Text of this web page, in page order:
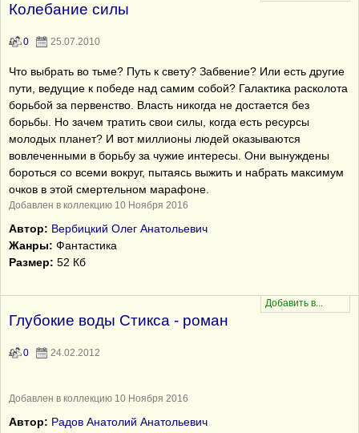
Колебание силы
0 25.07.2010
Что выбрать во тьме? Путь к свету? Забвение? Или есть другие
пути, ведущие к победе над самим собой? Галактика расколота
борьбой за первенство. Власть никогда не достается без
борьбы. Но зачем тратить свои силы, когда есть ресурсы
молодых планет? И вот миллионы людей оказываются
вовлеченными в борьбу за чужие интересы. Они вынуждены
бороться со всеми вокруг, пытаясь выжить и набрать максимум
очков в этой смертельном марафоне.
Добавлен в коллекцию 10 Ноября 2016
Автор: Вербицкий Oлег Анатольевич
Жанры: Фантастика
Размер: 52 Кб
Глубокие воды Стикса - роман
0 24.02.2012
Добавлен в коллекцию 10 Ноября 2016
Автор: Радов Анатолий Анатольевич